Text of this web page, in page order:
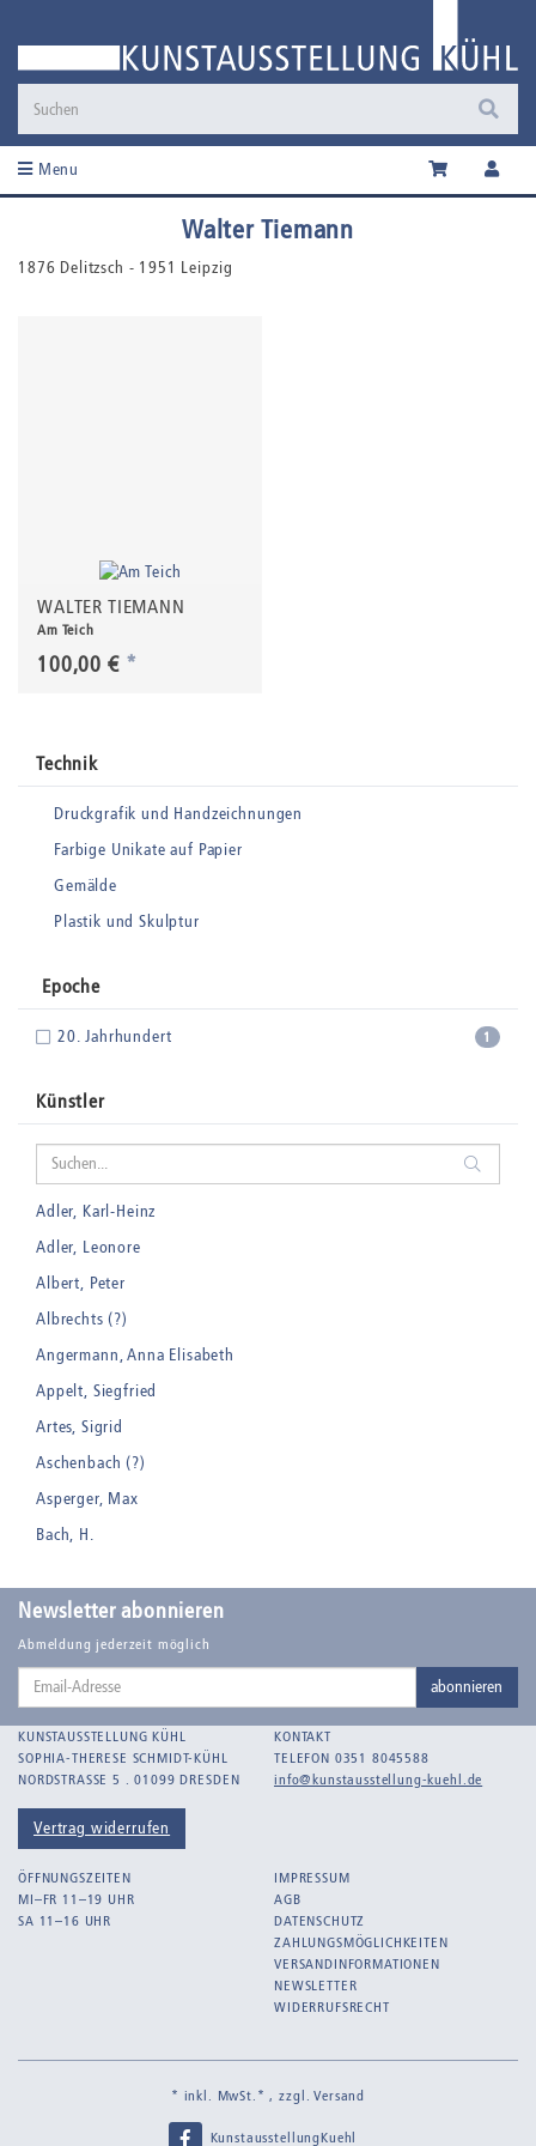
Menu
Walter Tiemann
1876 Delitzsch - 1951 Leipzig
WALTER TIEMANN
Am Teich
100,00 € *
Technik
Druckgrafik und Handzeichnungen
Farbige Unikate auf Papier
Gemälde
Plastik und Skulptur
Epoche
1
20. Jahrhundert
Künstler
Adler, Karl-Heinz
Adler, Leonore
Albert, Peter
Albrechts (?)
Angermann, Anna Elisabeth
Appelt, Siegfried
Artes, Sigrid
Aschenbach (?)
Asperger, Max
Bach, H.
Balden, Theo , eigentlich Otto Koehler
Balden-Wolff, Annemarie
Bankroth, Bernd
Bankroth, Ursula
Barth, Arthur Julius
Bartnig, Horst
Bartzsch, Paul Kurt
Becker, F.
Beckmann, Max
Newsletter abonnieren
Abmeldung jederzeit möglich
Email-
abonnieren
KUNSTAUSSTELLUNG KÜHL
SOPHIA-THERESE SCHMIDT-KÜHL
NORDSTRASSE 5 . 01099 DRESDEN
Vertrag widerrufen
KONTAKT
TELEFON 0351 8045588
info@kunstausstellung-kuehl.de
ÖFFNUNGSZEITEN
MI–FR 11–19 UHR
SA 11–16 UHR
IMPRESSUM
AGB
DATENSCHUTZ
ZAHLUNGSMÖGLICHKEITEN
VERSANDINFORMATIONEN
NEWSLETTER
WIDERRUFSRECHT
* inkl. MwSt.* , zzgl.Versand
KunstausstellungKuehl